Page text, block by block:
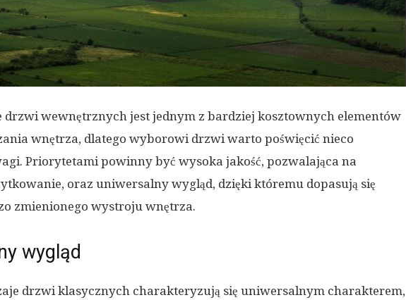
drzwi wewnętrznych jest jednym z bardziej kosztownych elementów
wnętrza, dlatego wyborowi drzwi warto poświęcić nieco
Priorytetami powinny być wysoka jakość, pozwalająca na
oraz uniwersalny wygląd, dzięki któremu dopasują się
zmienionego wystroju wnętrza.
wygląd
drzwi klasycznych charakteryzują się uniwersalnym charakterem,